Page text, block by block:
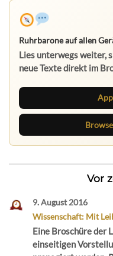
Ruhrbarone auf allen
Lies unterwegs weiter,
neue Texte direkt im
Vor
9. August 2016
Wissenschaft: Mit
Eine Broschüre der
einseitigen